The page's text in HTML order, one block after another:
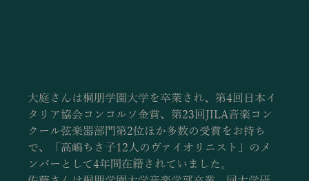
大庭さんは桐朋学園大学を卒業され、第4回日本イ
タリア協会コンコルソ金賞、第23回JILA音楽コン
クール弦楽器部門第2位ほか多数の受賞をお持ち
で、「高嶋ちさ子12人のヴァイオリニスト」のメ
ンバーとして4年間在籍されていました。